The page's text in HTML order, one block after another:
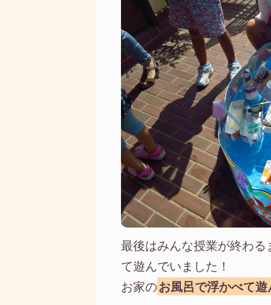
最後はみんな授業が終わ
て遊んでいました！
お家のお風呂で浮かべて遊